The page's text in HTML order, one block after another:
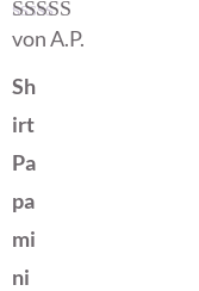
Bewertet mit
von A.P.
Sh
irt
Pa
pa
mi
ni